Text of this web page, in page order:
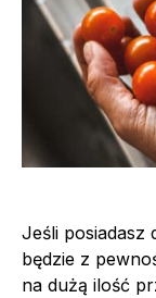
Jeśli posiadasz
będzie z
na dużą ilość